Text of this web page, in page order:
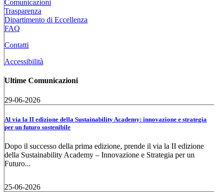
Comunicazioni
Trasparenza
Dipartimento di Eccellenza
FAQ
Contatti
Accessibilità
Ultime Comunicazioni
29-06-2026
Al via la II edizione della Sustainability Academy: innovazione e strategia
per un futuro sostenibile
Dopo il successo della prima edizione, prende il via la II edizione
della Sustainability Academy – Innovazione e Strategia per un
Futuro...
25-06-2026